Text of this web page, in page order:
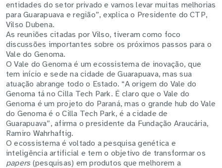
entidades do setor privado e vamos levar muitas melhorias
para Guarapuava e região”, explica o Presidente do CTP,
Vilso Dubena.
As reuniões citadas por Vilso, tiveram como foco
discussões importantes sobre os próximos passos para o
Vale do Genoma.
O Vale do Genoma é um ecossistema de inovação, que
tem início e sede na cidade de Guarapuava, mas sua
atuação abrange todo o Estado. “A origem do Vale do
Genoma tá no Cilla Tech Park. É claro que o Vale do
Genoma é um projeto do Paraná, mas o grande hub do Vale
do Genoma é o Cilla Tech Park, é a cidade de
Guarapuava”, afirma o presidente da Fundação Araucária,
Ramiro Wahrhaftig.
O ecossistema é voltado a pesquisa genética e
inteligência artificial e tem o objetivo de transformar os
papers (pesquisas) em produtos que melhorem a